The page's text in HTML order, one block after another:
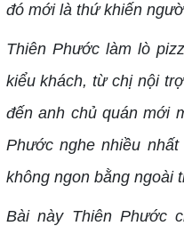
đó mới là thứ khiến
Thiên Phước làm lò
kiểu khách, từ chị nội
đến anh chủ quán mới
Phước nghe nhiều
không ngon bằng ngoài
Bài này Thiên Phước